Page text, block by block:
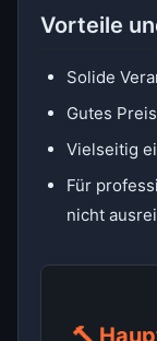
Vorteile
Solide
Gutes
Vielseitig
Für
nicht
🔨